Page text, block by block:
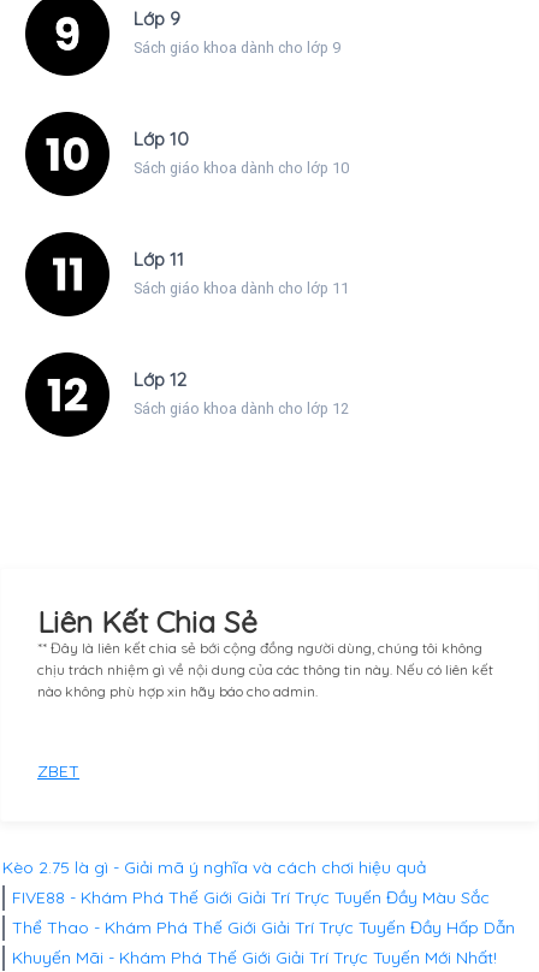
Lớp 9
Sách giáo khoa dành cho lớp 9
Lớp 10
Sách giáo khoa dành cho lớp 10
Lớp 11
Sách giáo khoa dành cho lớp 11
Lớp 12
Sách giáo khoa dành cho lớp 12
Liên Kết Chia Sẻ
** Đây là liên kết chia sẻ bới cộng đồng người dùng, chúng tôi không
chịu trách nhiệm gì về nội dung của các thông tin này. Nếu có liên kết
nào không phù hợp xin hãy báo cho admin.
ZBET
Kèo 2.75 là gì - Giải mã ý nghĩa và cách chơi hiệu quả
FIVE88 - Khám Phá Thế Giới Giải Trí Trực Tuyến Đầy Màu Sắc
Thể Thao - Khám Phá Thế Giới Giải Trí Trực Tuyến Đầy Hấp Dẫn
Khuyến Mãi - Khám Phá Thế Giới Giải Trí Trực Tuyến Mới Nhất!